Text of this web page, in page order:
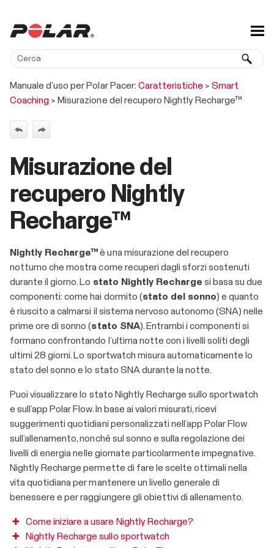
Salta al contenuto principale
Manuale d’uso per Polar Pacer: Caratteristiche >Smart
Coaching > Misurazione del recupero Nightly Recharge™
Misurazione del
recupero Nightly
Recharge™
Nightly Recharge™è una misurazione del recupero
notturno che mostra come recuperi dagli sforzi sostenuti
durante il giorno. Lo stato Nightly Recharge si basa su due
componenti: come hai dormito (stato del sonno) e quanto
è riuscito a calmarsi il sistema nervoso autonomo (SNA) nelle
prime ore di sonno (stato SNA). Entrambi i componenti si
formano confrontando l’ultima notte con i livelli soliti degli
ultimi 28 giorni. Lo sportwatch misura automaticamente lo
stato del sonno e lo stato SNA durante la notte.
Puoi visualizzare lo stato Nightly Recharge sullo sportwatch
e sull’app Polar Flow. In base ai valori misurati, ricevi
suggerimenti quotidiani personalizzati nell’app Polar Flow
sull’allenamento, nonché sul sonno e sulla regolazione dei
livelli di energia nelle giornate particolarmente impegnative.
Nightly Recharge permette di fare le scelte ottimali nella
vita quotidiana per mantenere un livello generale di
benessere e per raggiungere gli obiettivi di allenamento.
Come iniziare a usare Nightly Recharge?
Nightly Recharge sullo sportwatch